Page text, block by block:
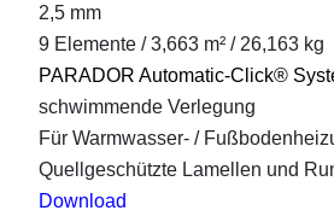
2,5 mm
9 Elemente / 3,663 m² / 26,163 kg
PARADOR Automatic-Click®
schwimmende Verlegung
Für Warmwasser- /
Quellgeschützte Lamellen und
Download